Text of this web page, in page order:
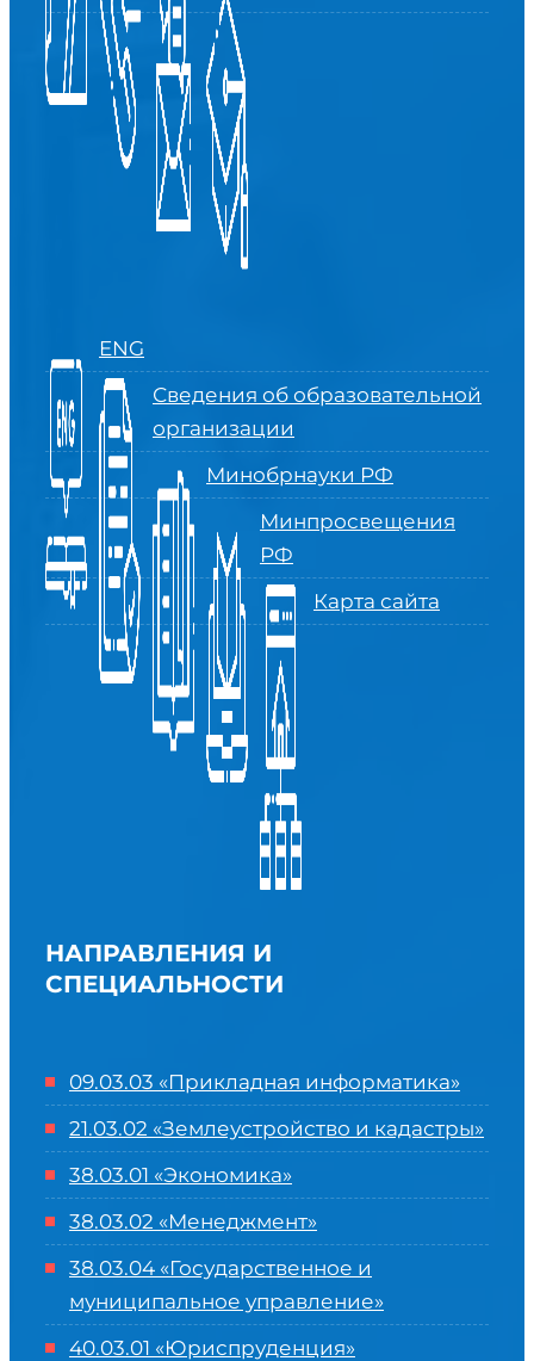
ENG
Сведения об образовательной
организации
Минобрнауки РФ
Минпросвещения
РФ
Карта сайта
НАПРАВЛЕНИЯ И
СПЕЦИАЛЬНОСТИ
09.03.03 «Прикладная информатика»
21.03.02 «Землеустройство и кадастры»
38.03.01 «Экономика»
38.03.02 «Менеджмент»
38.03.04 «Государственное и
муниципальное управление»
40.03.01 «Юриспруденция»